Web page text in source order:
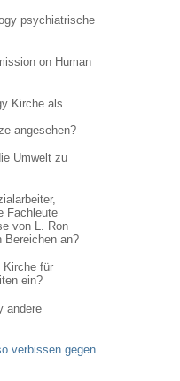
psychiatrische
on Human
Kirche als
angesehen?
Umwelt zu
Fachleute
von L. Ron
Bereichen an?
für
ein?
andere
verbissen gegen